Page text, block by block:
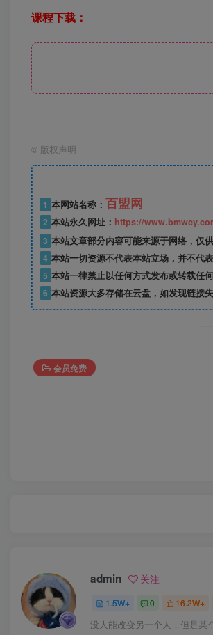
课程下载：
© 版权声明
1 本网站名称： 百盟网
2 本站永久网址： https://
3 本站文章部分内容可能来源于网络，仅
4 本站一切资源不代表本站立场，并不代
5 本站一律禁止以任何方式发布或转载任
6 本站资源大多存储在云盘，如发现链接
会员免费
admin 关注
1.5W+ 0 16.2W+
没人能改变另一个人，但是某